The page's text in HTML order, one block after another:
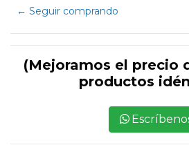
← Seguir comprando
(Mejoramos el precio
productos